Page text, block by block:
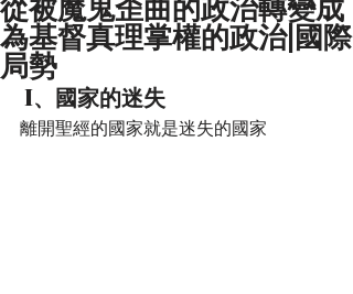
為基督真理掌權的政治|國際
局勢
I、國家的迷失
離開聖經的國家就是迷失的國家